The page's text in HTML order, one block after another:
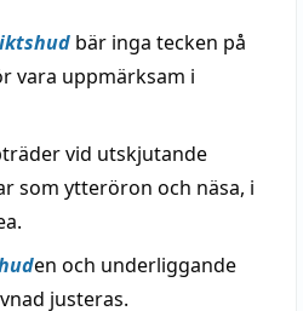
bär inga tecken på
vara uppmärksam i
vid utskjutande
som ytteröron och näsa, i
en och underliggande
justeras.